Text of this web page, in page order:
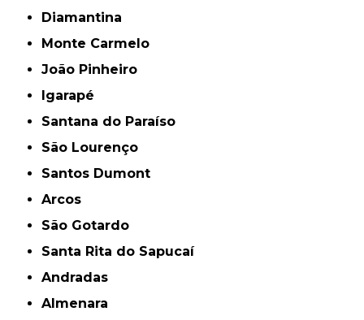
Diamantina
Monte Carmelo
João Pinheiro
Igarapé
Santana do Paraíso
São Lourenço
Santos Dumont
Arcos
São Gotardo
Santa Rita do Sapucaí
Andradas
Almenara